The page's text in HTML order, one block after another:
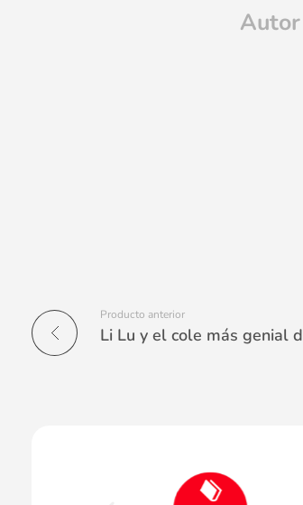
Autor
Producto anterior
Li Lu y el cole más genial